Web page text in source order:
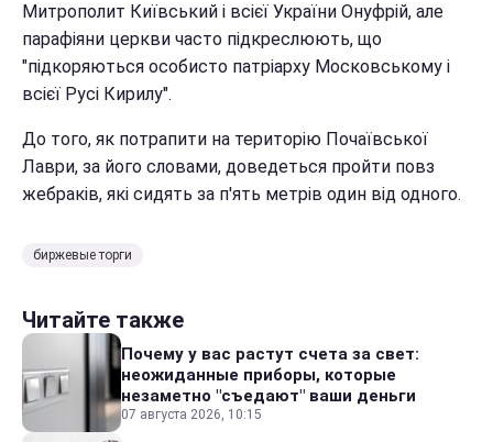
Митрополит Київський і всієї України Онуфрій, але
парафіяни церкви часто підкреслюють, що
"підкоряються особисто патріарху Московському і
всієї Русі Кирилу".
До того, як потрапити на територію Почаївської
Лаври, за його словами, доведеться пройти повз
жебраків, які сидять за п'ять метрів один від одного.
биржевые торги
Читайте также
Почему у вас растут счета за свет:
неожиданные приборы, которые
незаметно "съедают" ваши деньги
07 августа 2026, 10:15